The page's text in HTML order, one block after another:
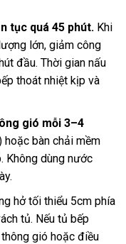
tục quá 45 phút.Khi
lớn, giảm công
đầu. Thời gian nấu
thoát nhiệt kịp và
gió mỗi 3–4
bàn chải mềm
Không dùng nước
hở tối thiểu 5cm phía
tủ. Nếu tủ bếp
gió hoặc điều